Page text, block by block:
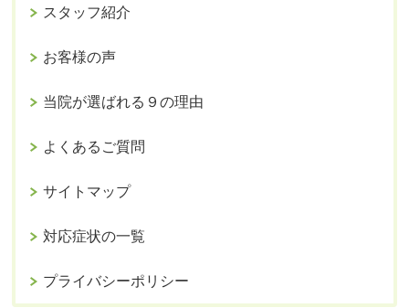
スタッフ紹介
お客様の声
当院が選ばれる９の理由
よくあるご質問
サイトマップ
対応症状の一覧
プライバシーポリシー